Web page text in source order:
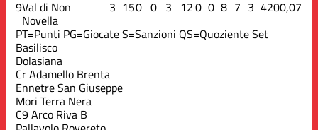
9Val di Non
Novella
3 150 0 3 120 0 8 7 3 4200,07
PT=Punti PG=GiocateS=Sanzioni QS=Quoziente Set
Basilisco
Dolasiana
Cr Adamello Brenta
Ennetre San Giuseppe
Mori Terra Nera
C9 Arco Riva B